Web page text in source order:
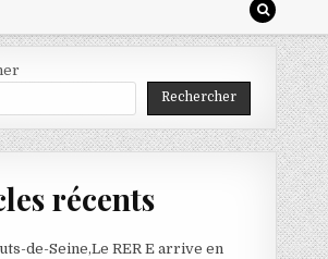
Rechercher
récents
de-Seine,Le RER E arrive en